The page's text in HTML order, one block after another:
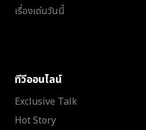
เรื่องเด่นวันนี้
ทีวีออนไลน์
Exclusive Talk
Hot Story